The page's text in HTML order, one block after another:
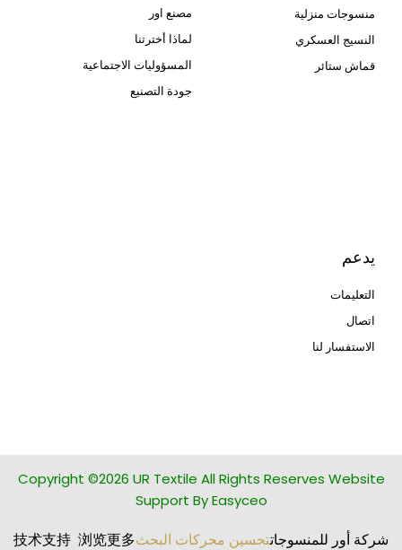
منسوجات منزلية
النسيج العسكري
قماش ستائر
مصنع اور
لماذا أخترتنا
المسؤوليات الاجتماعية
جودة التصنيع
يدعم
التعليمات
اتصال
الاستفسار لنا
Copyright ©2026 UR Textile All Rights Reserves Website
Support By Easyceo
شركة أور للمنسوجاتتحسين محركات البحث技术支持 浏览更多